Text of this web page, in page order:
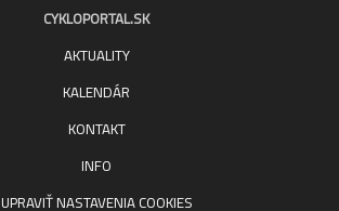
CYKLOPORTAL.SK
AKTUALITY
KALENDÁR
KONTAKT
INFO
UPRAVIŤ NASTAVENIA COOKIES